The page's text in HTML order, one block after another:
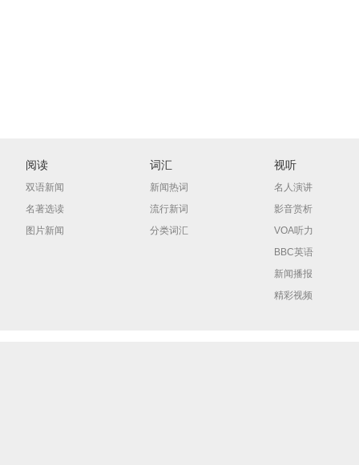
阅读
双语新闻
名著选读
图片新闻
词汇
新闻热词
流行新词
分类词汇
视听
名人演讲
影音赏析
VOA听力
BBC英语
新闻播报
精彩视频